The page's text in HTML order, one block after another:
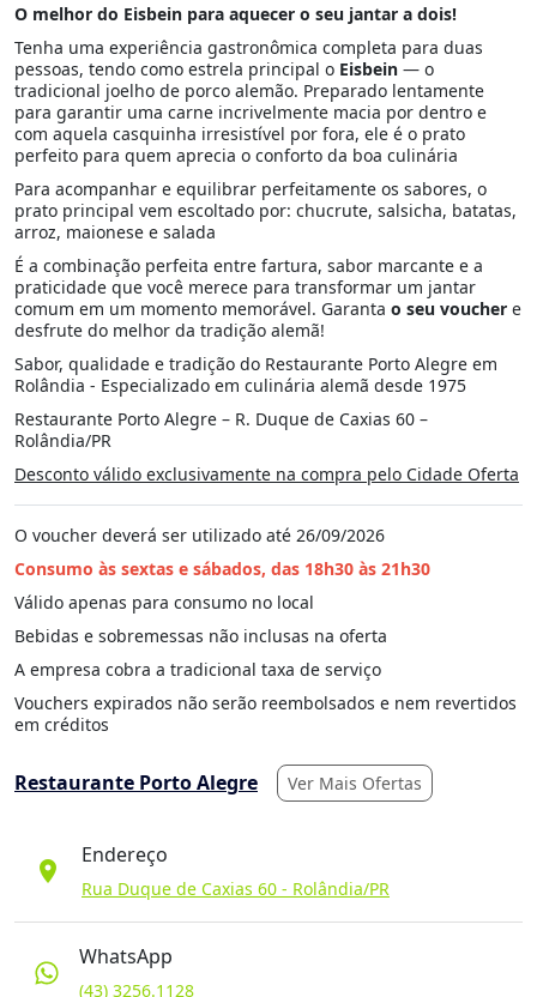
O melhor do Eisbein para aquecer o seu jantar a dois!
Tenha uma experiência gastronômica completa para duas
pessoas, tendo como estrela principal o Eisbein — o
tradicional joelho de porco alemão. Preparado lentamente
para garantir uma carne incrivelmente macia por dentro e
com aquela casquinha irresistível por fora, ele é o prato
perfeito para quem aprecia o conforto da boa culinária
Para acompanhar e equilibrar perfeitamente os sabores, o
prato principal vem escoltado por: chucrute, salsicha, batatas,
arroz, maionese e salada
É a combinação perfeita entre fartura, sabor marcante e a
praticidade que você merece para transformar um jantar
comum em um momento memorável. Garanta o seu voucher e
desfrute do melhor da tradição alemã!
Sabor, qualidade e tradição do Restaurante Porto Alegre em
Rolândia - Especializado em culinária alemã desde 1975
Restaurante Porto Alegre – R. Duque de Caxias 60 –
Rolândia/PR
Desconto válido exclusivamente na compra pelo Cidade Oferta
O voucher deverá ser utilizado até 26/09/2026
Consumo às sextas e sábados, das 18h30 às 21h30
Válido apenas para consumo no local
Bebidas e sobremessas não inclusas na oferta
A empresa cobra a tradicional taxa de serviço
Vouchers expirados não serão reembolsados e nem revertidos
em créditos
Restaurante Porto Alegre Ver Mais Ofertas
location_on
Endereço
Rua Duque de Caxias 60 - Rolândia/PR
WhatsApp
(43) 3256.1128